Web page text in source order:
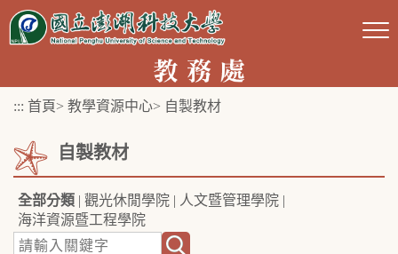
跳
::: 首頁> 教學資源中心> 自製教材
自製教材
全部分類 | 觀光休閒學院 | 人文暨管理學院 |
海洋資源暨工程學院